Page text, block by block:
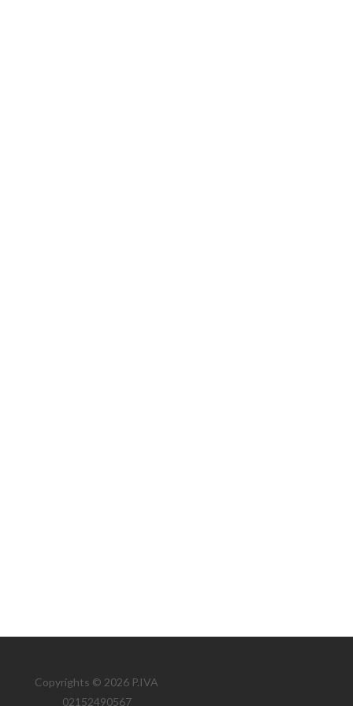
Copyrights © 2026 P.IVA
02152490567